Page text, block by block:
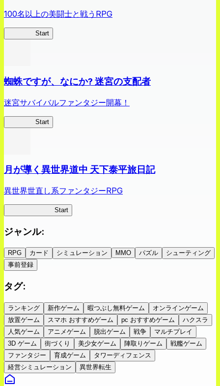
100名以上の美闘士と戦うRPG
Start
蜘蛛ですが、なにか? 迷宮の支配者
迷宮サバイバルファンタジー開幕！
Start
月が導く異世界道中 天下泰平旅日記
異世界世直し系ファンタジーRPG
Start
ジャンル:
RPG カード シミュレーション MMO パズル
シューティング
事前登録
タグ:
ランキング 新作ゲーム 暇つぶし無料ゲーム
オンラインゲーム
放置ゲーム
スマホ おすすめゲーム pc おすすめゲーム
ハクスラ
人気ゲーム
アニメゲーム 脱出ゲーム 戦争
マルチプレイ
3D ゲーム
街づくり 美少女ゲーム 陣取りゲーム
戦艦ゲーム
ファンタジー
育成ゲーム
タワーディフェンス
経営シミュレーション
異世界転生